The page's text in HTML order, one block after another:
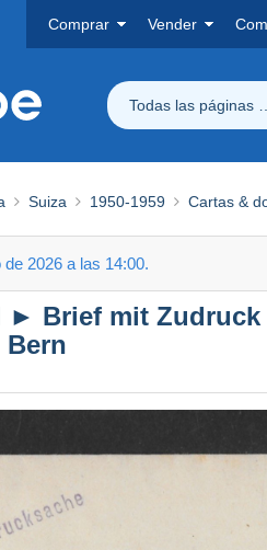
Comprar Vender
Todas las páginas
Suiza 1950-1959 Cartas &
2026 a las 14:00.
► Brief mit
Bern